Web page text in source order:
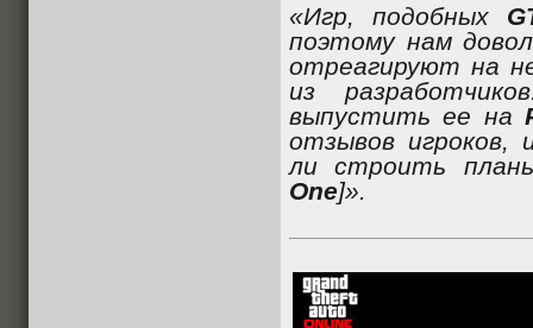
«Игр, подобных
поэтому нам
отреагируют на
из
выпустить ее на
отзывов
ли строить
One]».